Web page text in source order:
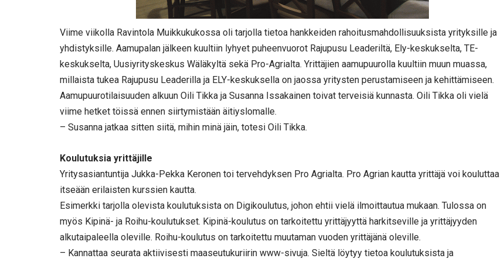
Viime viikolla Ravintola Muikkukukossa oli tarjolla tietoa hankkeiden rahoitusmahdollisuuksista yrityksille ja
yhdistyksille. Aamupalan jälkeen kuultiin lyhyet puheenvuorot Rajupusu Leaderiltä, Ely-keskukselta, TE-
keskukselta, Uusiyrityskeskus Wäläkyltä sekä Pro-Agrialta. Yrittäjien aamupuurolla kuultiin muun muassa,
millaista tukea Rajupusu Leaderilla ja ELY-keskuksella on jaossa yritysten perustamiseen ja kehittämiseen.
Aamupuurotilaisuuden alkuun Oili Tikka ja Susanna Issakainen toivat terveisiä kunnasta. Oili Tikka oli vielä
viime hetket töissä ennen siirtymistään äitiyslomalle.
– Susanna jatkaa sitten siitä, mihin minä jäin, totesi Oili Tikka.
Koulutuksia yrittäjille
Yritysasiantuntija Jukka-Pekka Keronen toi tervehdyksen Pro Agrialta. Pro Agrian kautta yrittäjä voi kouluttaa
itseään erilaisten kurssien kautta.
Esimerkki tarjolla olevista koulutuksista on Digikoulutus, johon ehtii vielä ilmoittautua mukaan. Tulossa on
myös Kipinä- ja Roihu-koulutukset. Kipinä-koulutus on tarkoitettu yrittäjyyttä harkitseville ja yrittäjyyden
alkutaipaleella oleville. Roihu-koulutus on tarkoitettu muutaman vuoden yrittäjänä oleville.
– Kannattaa seurata aktiivisesti maaseutukuriirin www-sivuja. Sieltä löytyy tietoa koulutuksista ja